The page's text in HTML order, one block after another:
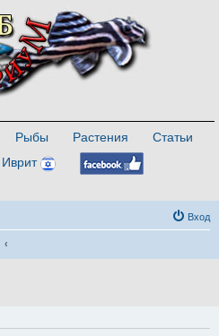
Рыбы Растения
Статьи
Иврит
Вход